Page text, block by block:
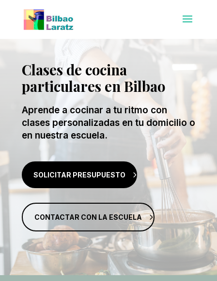
Clases de cocina
particulares en Bilbao
Aprende a cocinar a tu ritmo con
clases personalizadas en tu domicilio o
en nuestra escuela.
SOLICITAR PRESUPUESTO
CONTACTAR CON LA ESCUELA